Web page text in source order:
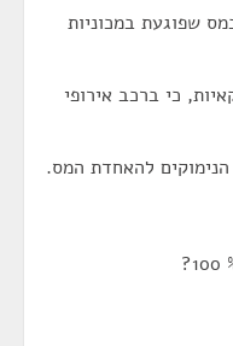
שפוגעת במכוניות
כי ברכב אירופי